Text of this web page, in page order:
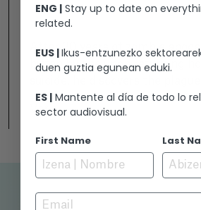
After 20 years of zombie
bitten by one upon returning
found the cure, and she can
what's at home. Does a new
Ver +
ENG | Stay up to date on
related.
EUS |Ikus-entzunezko
duen guztia egunean eduki.
ES | Mantente al día de todo lo
sector audiovisual.
First Name Last
Email